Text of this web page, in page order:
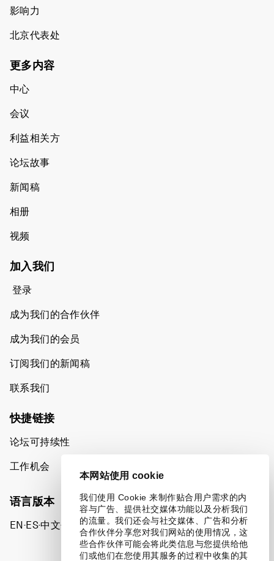
本网站使用 cookie
我们使用 Cookie 来制作贴合用户需求的内
容与广告、提供社交媒体功能以及分析我们
的流量。我们还会与社交媒体、广告和分析
合作伙伴分享您对我们网站的使用情况，这
些合作伙伴可能会将此类信息与您提供给他
们或他们在您使用其服务的过程中收集的其
影响力
北京代表处
更多内容
中心
会议
利益相关方
论坛故事
新闻稿
相册
视频
加入我们
登录
成为我们的合作伙伴
成为我们的会员
订阅我们的新闻稿
联系我们
快捷链接
论坛可持续性
工作机会
语言版本
EN ▪ES▪中文▪ 日本語